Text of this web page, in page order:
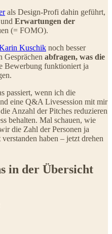
als Design-Profi dahin geführt,
Erwartungen der
(= FOMO).
Kuschik noch besser
Gesprächen abfragen, was die
Bewerbung funktioniert ja
passiert, wenn ich die
eine Q&A Livesession mit mir
Anzahl der Pitches reduzieren
behalten. Mal schauen, wie
die Zahl der Personen ja
haben – jetzt drehen
in der Übersicht